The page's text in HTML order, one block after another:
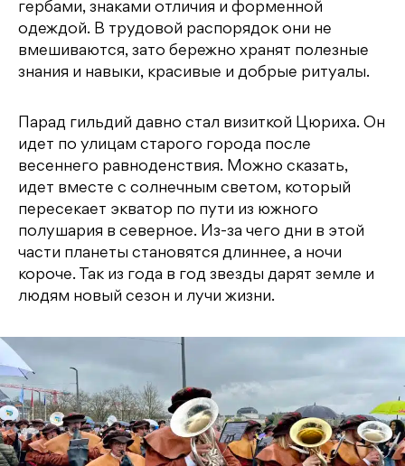
гербами, знаками отличия и форменной
одеждой. В трудовой распорядок они не
вмешиваются, зато бережно хранят полезные
знания и навыки, красивые и добрые ритуалы.
Парад гильдий давно стал визиткой Цюриха. Он
идет по улицам старого города после
весеннего равноденствия. Можно сказать,
идет вместе с солнечным светом, который
пересекает экватор по пути из южного
полушария в северное. Из-за чего дни в этой
части планеты становятся длиннее, а ночи
короче. Так из года в год звезды дарят земле и
людям новый сезон и лучи жизни.